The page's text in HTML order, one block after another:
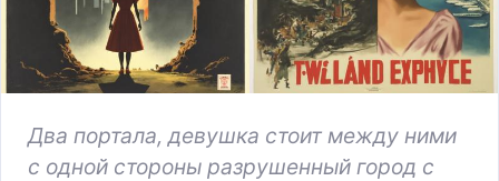
Два портала, девушка стоит между ними
с одной стороны разрушенный город с